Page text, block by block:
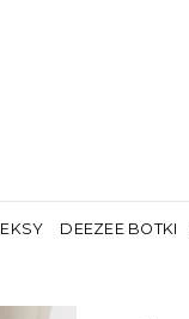
DEEZEE BOTKI